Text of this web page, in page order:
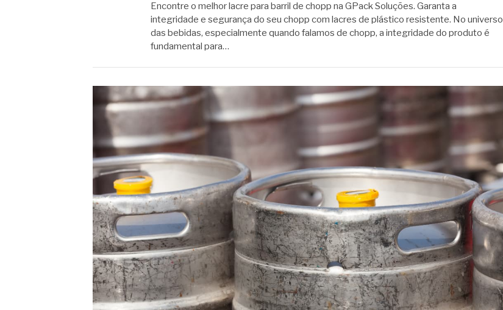
Encontre o melhor lacre para barril de chopp na GPack Soluções. Garanta a
integridade e segurança do seu chopp com lacres de plástico resistente. No universo
das bebidas, especialmente quando falamos de chopp, a integridade do produto é
fundamental para…